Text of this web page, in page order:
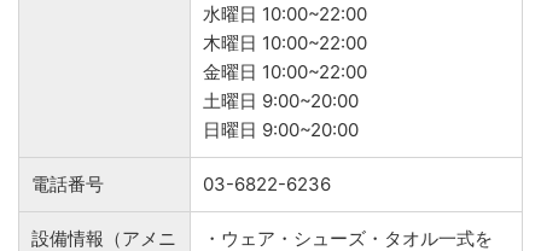
水曜日 10:00~22:00
木曜日 10:00~22:00
金曜日 10:00~22:00
土曜日 9:00~20:00
日曜日 9:00~20:00
電話番号 03-6822-6236
設備情報（アメニ
・ウェア・シューズ・タオル一式を